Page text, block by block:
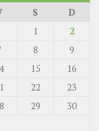
S
D
1
2
8
9
15
16
22
23
29
30